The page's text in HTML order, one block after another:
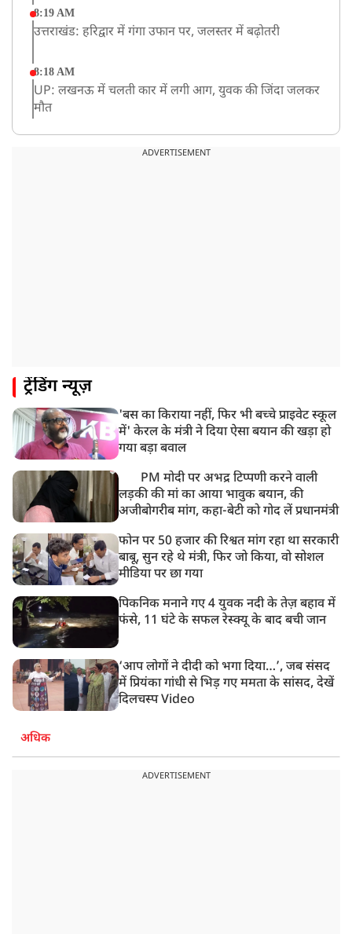
8:19 AM
उत्तराखंड: हरिद्वार में गंगा उफान पर, जलस्तर में बढ़ोतरी
8:18 AM
UP: लखनऊ में चलती कार में लगी आग, युवक की जिंदा जलकर
मौत
ADVERTISEMENT
ट्रेंडिंग न्यूज़
'बस का किराया नहीं, फिर भी बच्चे प्राइवेट स्कूल
में' केरल के मंत्री ने दिया ऐसा बयान की खड़ा हो
गया बड़ा बवाल
PM मोदी पर अभद्र टिप्पणी करने वाली
लड़की की मां का आया भावुक बयान, की
अजीबोगरीब मांग, कहा-बेटी को गोद लें प्रधानमंत्री
फोन पर 50 हजार की रिश्वत मांग रहा था सरकारी
बाबू, सुन रहे थे मंत्री, फिर जो किया, वो सोशल
मीडिया पर छा गया
पिकनिक मनाने गए 4 युवक नदी के तेज़ बहाव में
फंसे, 11 घंटे के सफल रेस्क्यू के बाद बची जान
‘आप लोगों ने दीदी को भगा दिया…’, जब संसद
में प्रियंका गांधी से भिड़ गए ममता के सांसद, देखें
दिलचस्प Video
अधिक
ADVERTISEMENT